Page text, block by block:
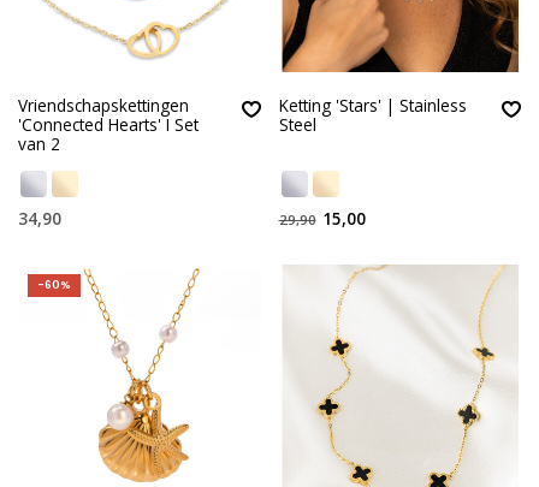
Vriendschapskettingen
'Connected Hearts' I Set
van 2
34,90
Ketting 'Stars' | Stainless
Steel
29,90 15,00
-60%